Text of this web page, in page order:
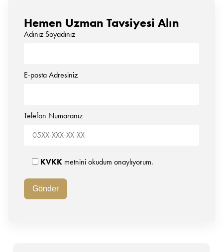
Hemen Uzman Tavsiyesi Alın
Adınız Soyadınız
E-posta Adresiniz
Telefon Numaranız
KVKK metnini okudum onaylıyorum.